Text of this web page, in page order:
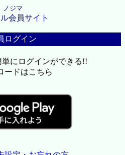
ノジマ
会員サイト
ログイン
にログインができる!!
ードはこちら